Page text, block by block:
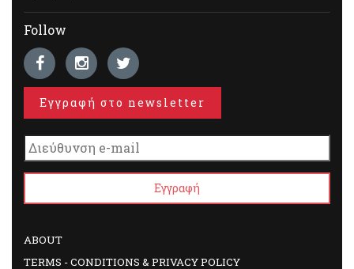
Follow
Εγγραφή στο newsletter
ABOUT
TERMS - CONDITIONS & PRIVACY POLICY